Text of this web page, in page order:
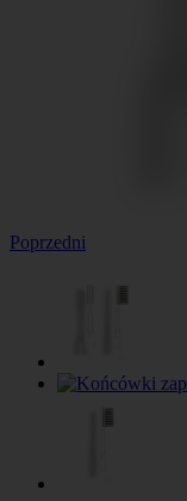
Poprzedni